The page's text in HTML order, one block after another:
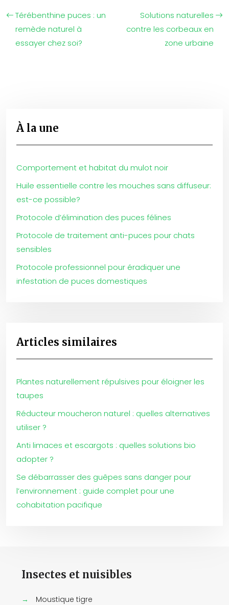
Térébenthine puces : un
remède naturel à
essayer chez soi?
Solutions naturelles
contre les corbeaux en
zone urbaine
À la une
Comportement et habitat du mulot noir
Huile essentielle contre les mouches sans diffuseur:
est-ce possible?
Protocole d’élimination des puces félines
Protocole de traitement anti-puces pour chats
sensibles
Protocole professionnel pour éradiquer une
infestation de puces domestiques
Articles similaires
Plantes naturellement répulsives pour éloigner les
taupes
Réducteur moucheron naturel : quelles alternatives
utiliser ?
Anti limaces et escargots : quelles solutions bio
adopter ?
Se débarrasser des guêpes sans danger pour
l’environnement : guide complet pour une
cohabitation pacifique
Insectes et nuisibles
→
Moustique tigre